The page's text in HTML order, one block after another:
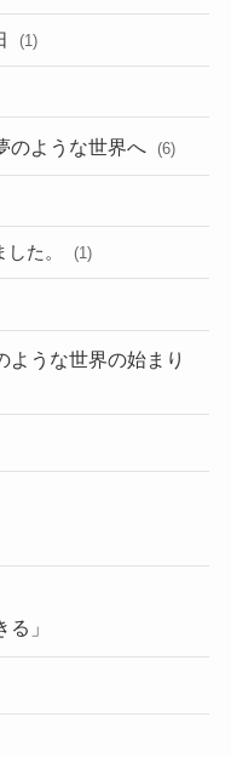
(1)
ような世界へ (6)
した。 (1)
ような世界の始まり
」